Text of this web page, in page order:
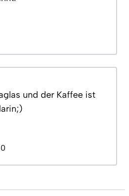
und der Kaffee ist